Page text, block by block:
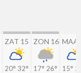
ZAT 15
20° 32°
ZON 16
17° 26°
MAA
15°